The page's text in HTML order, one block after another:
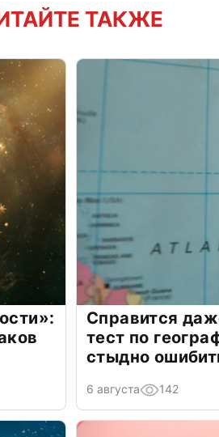
ТАКЖЕ
Справится
тест по
стыдно
6 августа 142